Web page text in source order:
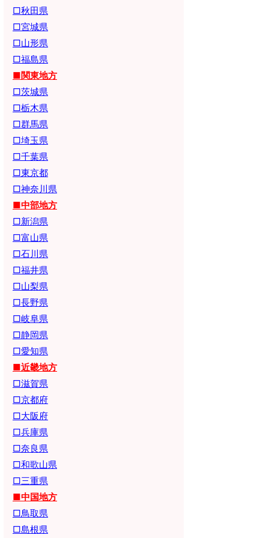
□秋田県
□宮城県
□山形県
□福島県
■関東地方
□茨城県
□栃木県
□群馬県
□埼玉県
□千葉県
□東京都
□神奈川県
■中部地方
□新潟県
□富山県
□石川県
□福井県
□山梨県
□長野県
□岐阜県
□静岡県
□愛知県
■近畿地方
□滋賀県
□京都府
□大阪府
□兵庫県
□奈良県
□和歌山県
□三重県
■中国地方
□鳥取県
□島根県